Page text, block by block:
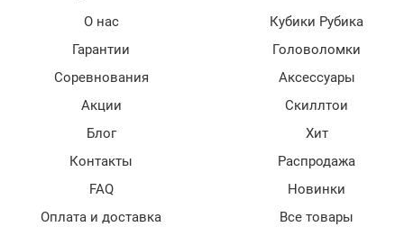
О нас
Гарантии
Соревнования
Акции
Блог
Контакты
FAQ
Оплата и доставка
Кубики Рубика
Головоломки
Аксессуары
Скиллтои
Хит
Распродажа
Новинки
Все товары